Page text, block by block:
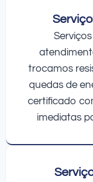
trocamos
quedas de
certificado
imediatas